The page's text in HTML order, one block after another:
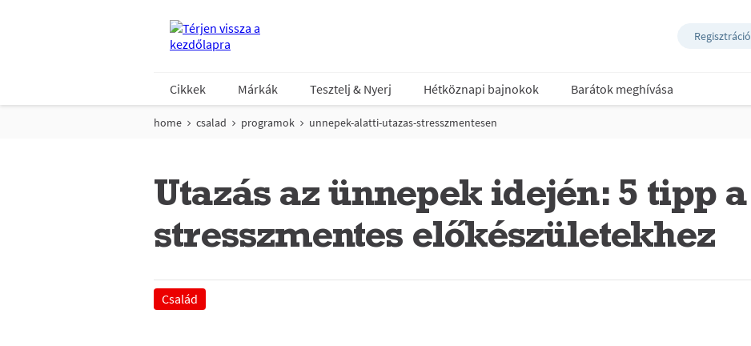
Regisztráció
Cikkek Márkák Tesztelj & Nyerj Hétköznapi bajnokok Barátok meghívása
home csalad programok unnepek-alatti-utazas-stresszmentesen
Utazás az ünnepek idején: 5 tipp a
stresszmentes előkészületekhez
Család